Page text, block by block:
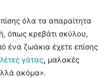
όλα τα απαραίτητα
όπως κρεβάτι σκύλου,
ένα ζωάκια έχετε επίσης
γάτας, μαλακές
ακόμα».